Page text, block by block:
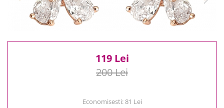
Bijuterii Mirese
Selectii
119 Lei
200 Lei
Economisesti:81 Lei